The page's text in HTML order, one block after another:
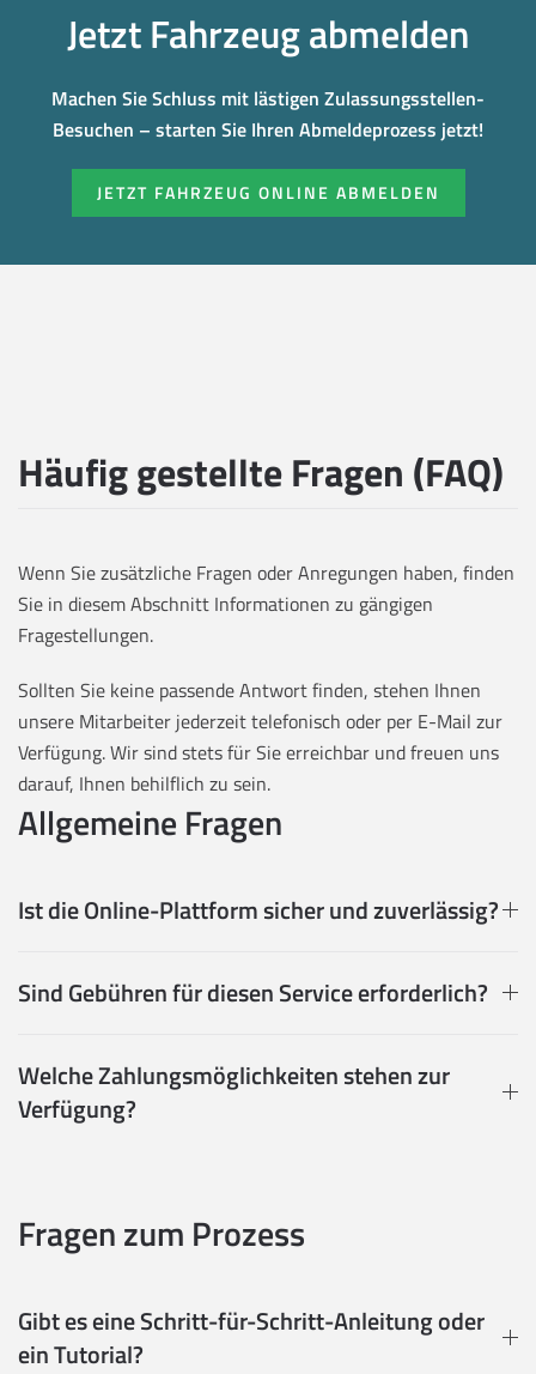
Jetzt Fahrzeug abmelden
Machen Sie Schluss mit lästigen Zulassungsstellen-
Besuchen – starten Sie Ihren Abmeldeprozess jetzt!
JETZT FAHRZEUG ONLINE ABMELDEN
Häufig gestellte Fragen (FAQ)
Wenn Sie zusätzliche Fragen oder Anregungen haben, finden
Sie in diesem Abschnitt Informationen zu gängigen
Fragestellungen.
Sollten Sie keine passende Antwort finden, stehen Ihnen
unsere Mitarbeiter jederzeit telefonisch oder per E-Mail zur
Verfügung. Wir sind stets für Sie erreichbar und freuen uns
darauf, Ihnen behilflich zu sein.
Allgemeine Fragen
Ist die Online-Plattform sicher und zuverlässig?
Sind Gebühren für diesen Service erforderlich?
Welche Zahlungsmöglichkeiten stehen zur
Verfügung?
Fragen zum Prozess
Gibt es eine Schritt-für-Schritt-Anleitung oder
ein Tutorial?